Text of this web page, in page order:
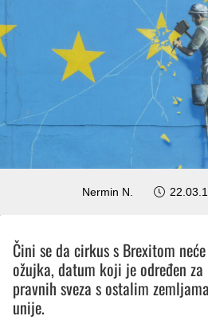
Nermin N.
Čini se da cirkus s Brexitom
ožujka, datum koji je određen
pravnih sveza s ostalim
unije.